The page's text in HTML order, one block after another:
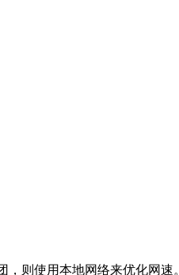
则使用本地网络来优化网速